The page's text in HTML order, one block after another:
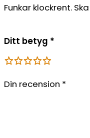
Funkar klockrent.
Ditt betyg *
Din recension *